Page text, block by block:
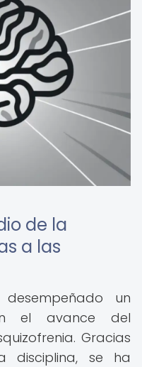
de la
a las
un
el avance del
Gracias
disciplina, se ha